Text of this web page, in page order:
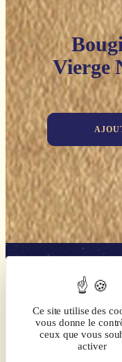
Ce site utilise des
vous donne le
ceux que vous
activer
Vierge